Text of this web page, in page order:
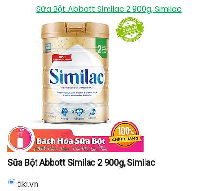
Sữa Bột Abbott Similac 2 900g, Similac
Sữa Bột Abbott Similac 2 900g, Similac
tiki.vn